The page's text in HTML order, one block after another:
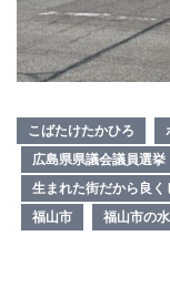
こばたけたかひろ
広島県県議会議員選挙
生まれた街だから良く
福山市
福山市の